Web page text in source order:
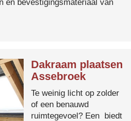
en bevestigingsmateriaal van
Dakraam plaatsen
Assebroek
Te weinig licht op zolder
of een benauwd
ruimtegevoel? Een biedt